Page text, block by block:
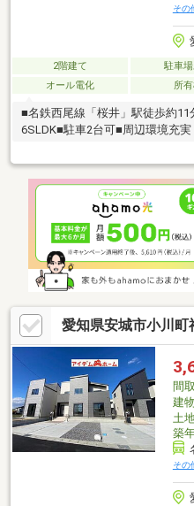
その
2階建て 駐車場
オール電化
所
■名鉄西尾線「桜井」駅徒歩約
6SLDK■駐車2台可■周辺環境充実
愛知県安城市小川町
間
建
土
築
その